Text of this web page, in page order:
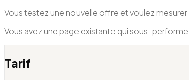
Vous testez une nouvelle offre et voulez
Vous avez une page existante qui sous-
Tarif